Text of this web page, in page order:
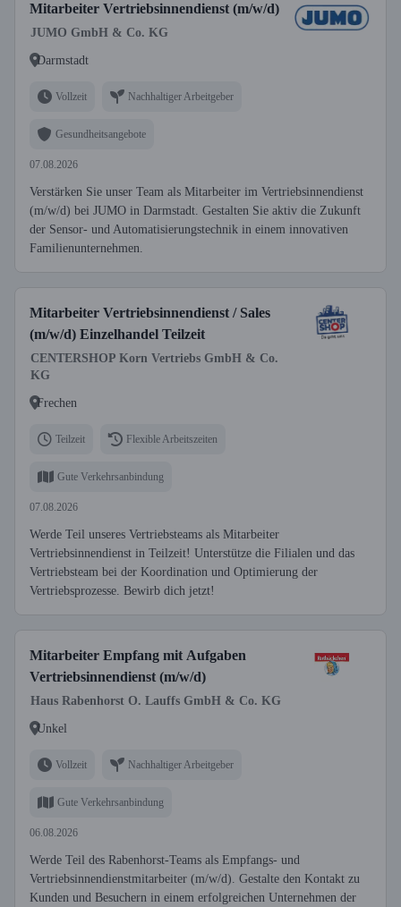
Mitarbeiter Vertriebsinnendienst (m/w/d)
JUMO GmbH & Co. KG
Darmstadt
Vollzeit Nachhaltiger Arbeitgeber
Gesundheitsangebote
07.08.2026
Verstärken Sie unser Team als Mitarbeiter im Vertriebsinnendienst
(m/w/d) bei JUMO in Darmstadt. Gestalten Sie aktiv die Zukunft
der Sensor- und Automatisierungstechnik in einem innovativen
Familienunternehmen.
Mitarbeiter Vertriebsinnendienst / Sales
(m/w/d) Einzelhandel Teilzeit
CENTERSHOP Korn Vertriebs GmbH & Co.
KG
Frechen
Teilzeit Flexible Arbeitszeiten
Gute Verkehrsanbindung
07.08.2026
Werde Teil unseres Vertriebsteams als Mitarbeiter
Vertriebsinnendienst in Teilzeit! Unterstütze die Filialen und das
Vertriebsteam bei der Koordination und Optimierung der
Vertriebsprozesse. Bewirb dich jetzt!
Mitarbeiter Empfang mit Aufgaben
Vertriebsinnendienst (m/w/d)
Haus Rabenhorst O. Lauffs GmbH & Co. KG
Unkel
Vollzeit Nachhaltiger Arbeitgeber
Gute Verkehrsanbindung
06.08.2026
Werde Teil des Rabenhorst-Teams als Empfangs- und
Vertriebsinnendienstmitarbeiter (m/w/d). Gestalte den Kontakt zu
Kunden und Besuchern in einem erfolgreichen Unternehmen der